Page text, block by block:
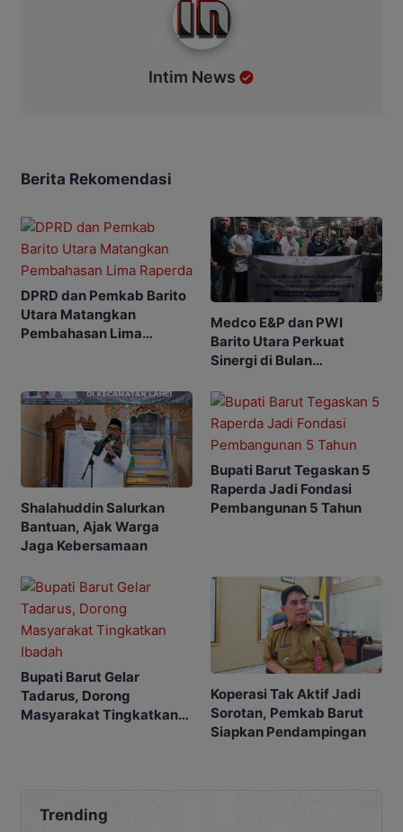
Intim News
Berita Rekomendasi
DPRD dan Pemkab Barito
Utara Matangkan
Pembahasan Lima
Medco E&P dan PWI
Barito Utara Perkuat
Sinergi di Bulan
Shalahuddin Salurkan
Bantuan, Ajak Warga
Jaga Kebersamaan
Bupati Barut Tegaskan 5
Raperda Jadi Fondasi
Pembangunan 5 Tahun
Bupati Barut Gelar
Tadarus, Dorong
Masyarakat Tingkatkan
Koperasi Tak Aktif Jadi
Sorotan, Pemkab Barut
Siapkan Pendampingan
Trending